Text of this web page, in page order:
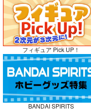
No.10
嫁候補、うちに住むらしい。 #
家・美少女3人・耳付き幼馴染
フィギュア Pick UP！
BANDAI SPIRITS